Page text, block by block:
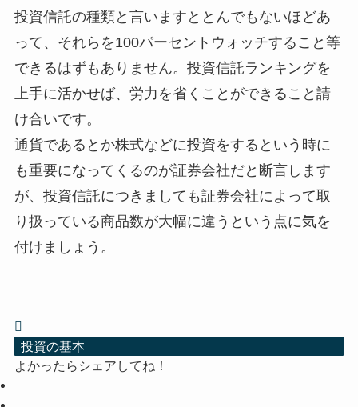
投資信託の種類と言いますととんでもないほどあ
って、それらを100パーセントウォッチすること等
できるはずもありません。投資信託ランキングを
上手に活かせば、労力を省くことができること請
け合いです。
通貨であるとか株式などに投資をするという時に
も重要になってくるのが証券会社だと断言します
が、投資信託につきましても証券会社によって取
り扱っている商品数が大幅に違うという点に気を
付けましょう。
投資の基本
よかったらシェアしてね！